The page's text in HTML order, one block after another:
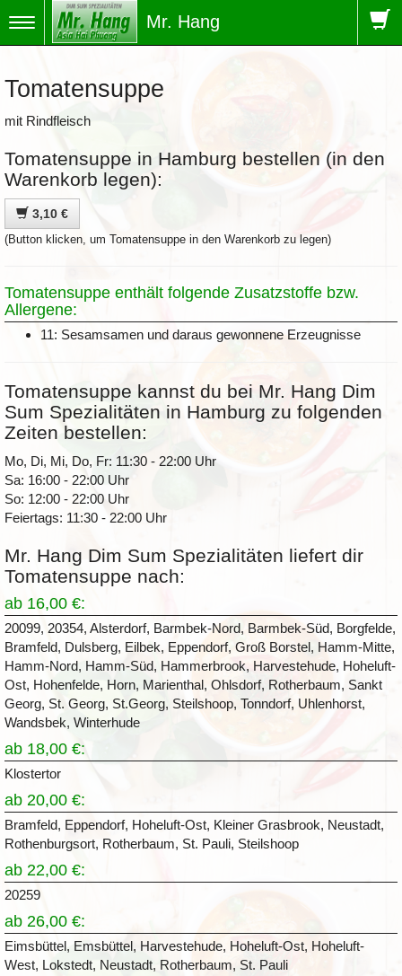
Toggle
navigation
Mr. Hang
Tomatensuppe
mit Rindfleisch
Tomatensuppe in Hamburg bestellen (in den
Warenkorb legen):
3,10 €
(Button klicken, um Tomatensuppe in den Warenkorb zu legen)
Tomatensuppe enthält folgende Zusatzstoffe bzw.
Allergene:
11: Sesamsamen und daraus gewonnene Erzeugnisse
Tomatensuppe kannst du bei Mr. Hang Dim
Sum Spezialitäten in Hamburg zu folgenden
Zeiten bestellen:
Mo, Di, Mi, Do, Fr: 11:30 - 22:00 Uhr
Sa: 16:00 - 22:00 Uhr
So: 12:00 - 22:00 Uhr
Feiertags: 11:30 - 22:00 Uhr
Mr. Hang Dim Sum Spezialitäten liefert dir
Tomatensuppe nach:
ab 16,00 €:
20099, 20354, Alsterdorf, Barmbek-Nord, Barmbek-Süd, Borgfelde,
Bramfeld, Dulsberg, Eilbek, Eppendorf, Groß Borstel, Hamm-Mitte,
Hamm-Nord, Hamm-Süd, Hammerbrook, Harvestehude, Hoheluft-
Ost, Hohenfelde, Horn, Marienthal, Ohlsdorf, Rotherbaum, Sankt
Georg, St. Georg, St.Georg, Steilshoop, Tonndorf, Uhlenhorst,
Wandsbek, Winterhude
ab 18,00 €:
Klostertor
ab 20,00 €:
Bramfeld, Eppendorf, Hoheluft-Ost, Kleiner Grasbrook, Neustadt,
Rothenburgsort, Rotherbaum, St. Pauli, Steilshoop
ab 22,00 €:
20259
ab 26,00 €:
Eimsbüttel, Emsbüttel, Harvestehude, Hoheluft-Ost, Hoheluft-
West, Lokstedt, Neustadt, Rotherbaum, St. Pauli